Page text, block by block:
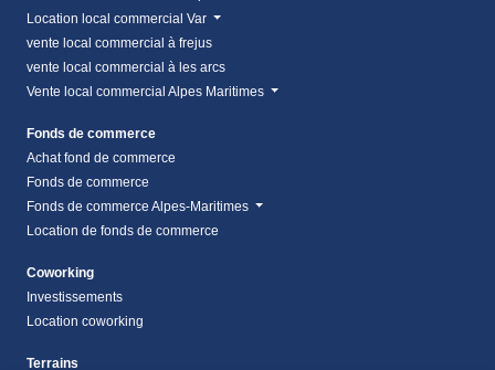
Location local commercial Var
vente local commercial à frejus
vente local commercial à les arcs
Vente local commercial Alpes Maritimes
Fonds de commerce
Achat fond de commerce
Fonds de commerce
Fonds de commerce Alpes-Maritimes
Location de fonds de commerce
Coworking
Investissements
Location coworking
Terrains